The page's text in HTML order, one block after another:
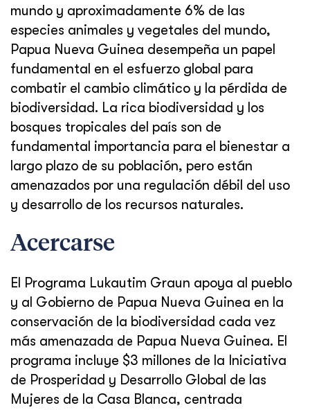
mundo y aproximadamente 6% de las
especies animales y vegetales del mundo,
Papua Nueva Guinea desempeña un papel
fundamental en el esfuerzo global para
combatir el cambio climático y la pérdida de
biodiversidad. La rica biodiversidad y los
bosques tropicales del país son de
fundamental importancia para el bienestar a
largo plazo de su población, pero están
amenazados por una regulación débil del uso
y desarrollo de los recursos naturales.
Acercarse
El Programa Lukautim Graun apoya al pueblo
y al Gobierno de Papua Nueva Guinea en la
conservación de la biodiversidad cada vez
más amenazada de Papua Nueva Guinea. El
programa incluye $3 millones de la Iniciativa
de Prosperidad y Desarrollo Global de las
Mujeres de la Casa Blanca, centrada